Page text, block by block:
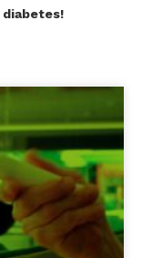
diabetes!